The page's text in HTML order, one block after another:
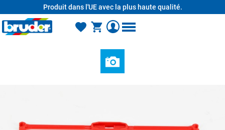
Produit dans l'UE avec la plus haute qualité.